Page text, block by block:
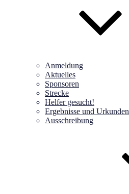
Anmeldung
Aktuelles
Sponsoren
Strecke
Helfer gesucht!
Ergebnisse und Urkunden
Ausschreibung